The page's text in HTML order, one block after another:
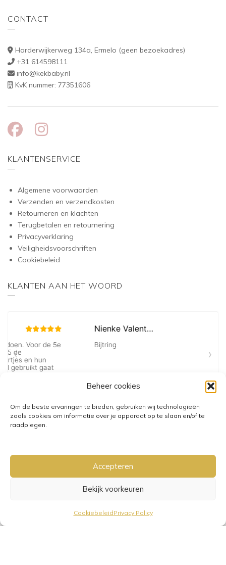
Beheer cookies
Om de beste ervaringen te bieden, gebruiken wij technologieën
zoals cookies om informatie over je apparaat op te slaan en/of te
raadplegen.
Accepteren
Bekijk voorkeuren
CookiebeleidPrivacy Policy
CONTACT
Harderwijkerweg 134a, Ermelo (geen bezoekadres)
+31 614598111
info@kekbaby.nl
KvK nummer: 77351606
KLANTENSERVICE
Algemene voorwaarden
Verzenden en verzendkosten
Retourneren en klachten
Terugbetalen en retournering
Privacyverklaring
Veiligheidsvoorschriften
Cookiebeleid
KLANTEN AAN HET WOORD
GRATIS VERZENDING VANAF €25,-• VERZENDKOSTEN NL €3,95-